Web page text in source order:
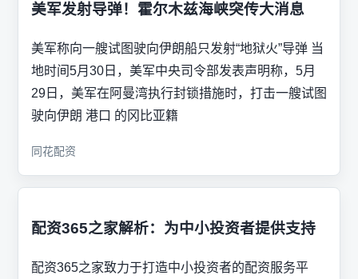
美军发射导弹！霍尔木兹海峡突传大消息
美军称向一艘试图驶向伊朗船只发射“地狱火”导弹 当
地时间5月30日，美军中央司令部发表声明称，5月
29日，美军在阿曼湾执行封锁措施时，打击一艘试图
驶向伊朗 港口 的冈比亚籍
同花配资
配资365之家解析：为中小投资者提供支持
配资365之家致力于打造中小投资者的配资服务平